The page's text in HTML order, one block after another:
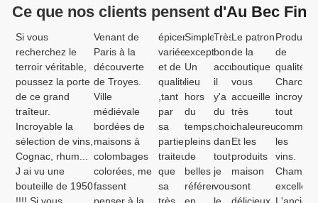
Ce que nos clients pensent d'Au Bec Fin
Si vous
recherchez le
terroir véritable,
poussez la porte
de ce grand
traîteur.
Incroyable la
sélection de vins,
Cognac, rhum...
J ai vu une
bouteille de 1950
!!!! Si vous
Venant de
Paris à la
découverte
de Troyes.
Ville
médiévale
bordées de
maisons à
colombages
colorées, me
fassent
penser à la
épicerie
variée
et de
qualité
,tant
par
sa
partie
traiteur
que
sa
très
Simplement
exceptionnel.
Un
lieu
hors
du
temps,
pleins
de
belles
références
en
Très
bonne
accueil
il
y'a
du
choix
dans
tout
je
vous
le
Le patron
de la
boutique
vous
accueille
très
chaleureusement.
Et les
produits
maison
sont
délicieux.
Produits
de
qualité.
tout
comme
les
vins.
excellent.
L'ancien